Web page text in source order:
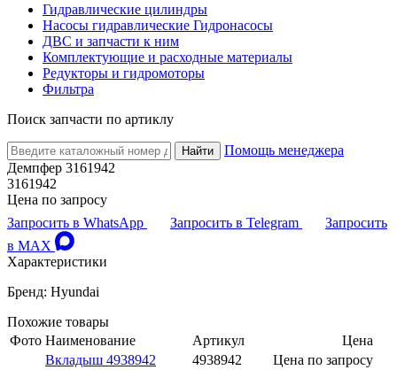
Гидравлические цилиндры
Насосы гидравлические Гидронасосы
ДВС и запчасти к ним
Комплектующие и расходные материалы
Редукторы и гидромоторы
Фильтра
Поиск запчасти по артиклу
Найти
Помощь менеджера
Демпфер 3161942
3161942
Цена по запросу
Запросить в WhatsApp
Запросить в Telegram
Запросить
в MAX
Характеристики
Бренд: Hyundai
Похожие товары
Фото Наименование Артикул
Цена
Вкладыш 4938942
4938942
Цена по запросу